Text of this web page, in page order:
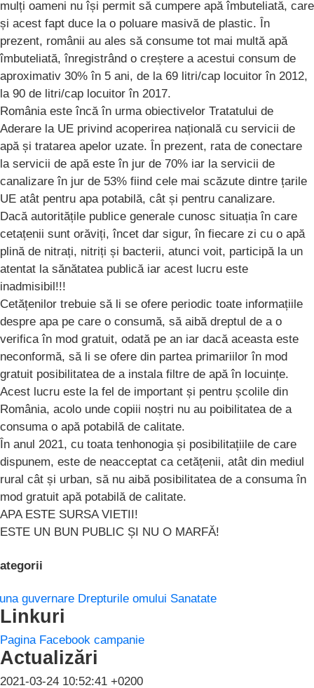
mulți oameni nu își permit să cumpere apă îmbuteliată, care
și acest fapt duce la o poluare masivă de plastic. În
prezent, românii au ales să consume tot mai multă apă
îmbuteliată, înregistrând o creștere a acestui consum de
aproximativ 30% în 5 ani, de la 69 litri/cap locuitor în 2012,
la 90 de litri/cap locuitor în 2017.
România este încă în urma obiectivelor Tratatului de
Aderare la UE privind acoperirea națională cu servicii de
apă și tratarea apelor uzate. În prezent, rata de conectare
la servicii de apă este în jur de 70% iar la servicii de
canalizare în jur de 53% fiind cele mai scăzute dintre țarile
UE atât pentru apa potabilă, cât și pentru canalizare.
Dacă autoritățile publice generale cunosc situația în care
cetațenii sunt orăviți, încet dar sigur, în fiecare zi cu o apă
plină de nitrați, nitriți și bacterii, atunci voit, participă la un
atentat la sănătatea publică iar acest lucru este
inadmisibil!!!
Cetățenilor trebuie să li se ofere periodic toate informațiile
despre apa pe care o consumă, să aibă dreptul de a o
verifica în mod gratuit, odată pe an iar dacă aceasta este
neconformă, să li se ofere din partea primariilor în mod
gratuit posibilitatea de a instala filtre de apă în locuințe.
Acest lucru este la fel de important și pentru școlile din
România, acolo unde copiii noștri nu au poibilitatea de a
consuma o apă potabilă de calitate.
În anul 2021, cu toata tenhonogia și posibilitațiile de care
dispunem, este de neacceptat ca cetățenii, atât din mediul
rural cât și urban, să nu aibă posibilitatea de a consuma în
mod gratuit apă potabilă de calitate.
APA ESTE SURSA VIETII!
ESTE UN BUN PUBLIC ȘI NU O MARFĂ!
guvernare Drepturile omului Sanatate
Linkuri
Pagina Facebook campanie
Actualizări
2021-03-24 10:52:41 +0200